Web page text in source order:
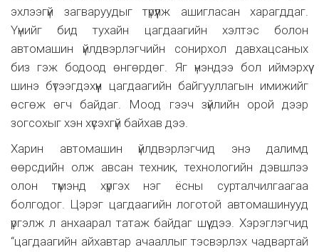
эхлээгүй загваруудыг түрүүлж ашигласан харагддаг.
Үүнийг бид тухайн цагдаагийн хэлтэс болон
автомашин үйлдвэрлэгчийн сонирхол давхацсаных
биз гэж бодоод өнгөрдөг. Яг үнэндээ бол иймэрхүү
шинэ бүтээгдэхүүн цагдаагийн байгууллагын имижийг
өсгөж өгч байдаг. Моод гээч зүйлийн орой дээр
зогсохыг хэн хүсэхгүй байхав дээ.
Харин автомашин үйлдвэрлэгчид энэ далимд
өөрсдийн олж авсан техник, технологийн дэвшлээ
олон түмэнд хүргэх нэг ёсны сурталчилгаагаа
болгодог. Цэрэг цагдаагийн логотой автомашинууд
үргэлж л анхаарал татаж байдаг шүү дээ. Хэрэглэгчид
“цагдаагийн айхавтар ачааллыг тэсвэрлэх чадвартай